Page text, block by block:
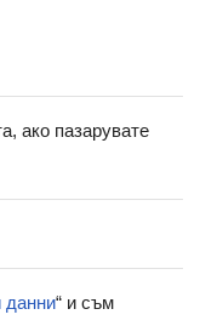
ако пазарувате
данни“ и съм